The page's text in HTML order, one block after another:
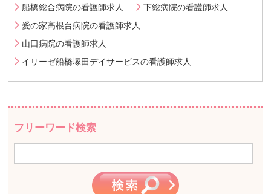
船橋総合病院の看護師求人
下総病院の看護師求人
愛の家高根台病院の看護師求人
山口病院の看護師求人
イリーゼ船橋塚田デイサービスの看護師求人
フリーワード検索